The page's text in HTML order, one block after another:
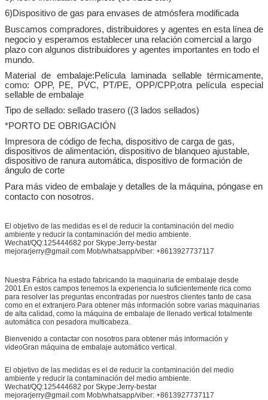
6)Dispositivo de gas para envases de atmósfera modificada
Buscamos compradores, distribuidores y agentes en esta línea de
negocio y esperamos establecer una relación comercial a largo
plazo con algunos distribuidores y agentes importantes en todo el
mundo.
Material de embalaje:Película laminada sellable térmicamente,
como: OPP, PE, PVC, PT/PE, OPP/CPP,otra película especial
sellable de embalaje
Tipo de sellado: sellado trasero ((3 lados sellados)
*PORTO DE OBRIGACIÓN
Impresora de código de fecha, dispositivo de carga de gas,
dispositivos de alimentación, dispositivo de blanqueo ajustable,
dispositivo de ranura automática, dispositivo de formación de
ángulo de corte
Para más video de embalaje y detalles de la máquina, póngase en
contacto con nosotros.
El objetivo de las medidas es el de reducir la contaminación del medio
ambiente y reducir la contaminación del medio ambiente.
Wechat/QQ:125444682 por Skype:Jerry-bestar
mejorarjerry@gmail.com Mob/whatsapp/viber: +8613927737117
Nuestra Fábrica ha estado fabricando la maquinaria de embalaje desde
2001.En estos campos tenemos la experiencia lo suficientemente rica como
para resolver las preguntas encontradas por nuestros clientes tanto de casa
como en el extranjero.Para obtener más información sobre varias maquinarias
de alta calidad, como la máquina de embalaje de llenado vertical totalmente
automática con pesadora multicabeza.
Bienvenido a contactar con nosotros para obtener más información y
videoGran máquina de embalaje automático vertical.
El objetivo de las medidas es el de reducir la contaminación del medio
ambiente y reducir la contaminación del medio ambiente.
Wechat/QQ:125444682 por Skype:Jerry-bestar
mejorarjerry@gmail.com Mob/whatsapp/viber: +8613927737117